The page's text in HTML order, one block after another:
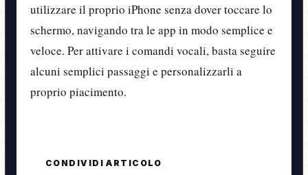
utilizzare il proprio iPhone senza dover toccare lo
schermo, navigando tra le app in modo semplice e
veloce. Per attivare i comandi vocali, basta seguire
alcuni semplici passaggi e personalizzarli a
proprio piacimento.
CONDIVIDI ARTICOLO